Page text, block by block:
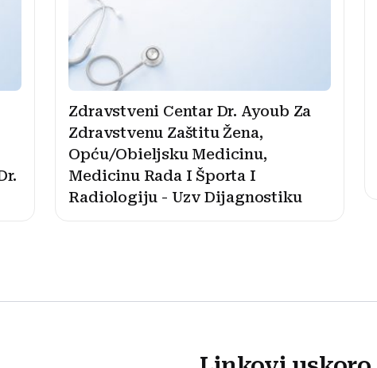
Zdravstveni Centar Dr. Ayoub Za
Zdravstvenu Zaštitu Žena,
Opću/Obieljsku Medicinu,
Medicinu Rada I Športa I
Radiologiju - Uzv Dijagnostiku